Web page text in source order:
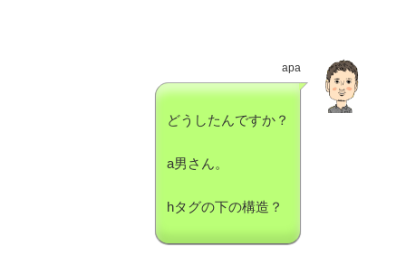
apa
どうしたんですか？
a男さん。
hタグの下の構造？